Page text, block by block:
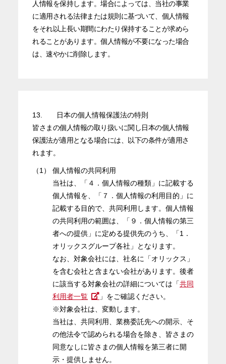
人情報を保持します。場合によっては、当社の事業
に適用される法律または規則に基づいて、個人情報
をそれ以上長い期間にわたり保持することが求めら
れることがあります。個人情報が不要になった場合
は、速やかに削除します。
13.
日本の個人情報保護法の特則
皆さまの個人情報の取り扱いに関し日本の個人情報
保護法が適用となる場合には、以下の条件が適用さ
れます。
（1）
個人情報の共同利用
当社は、「４．個人情報の種類」に記載する
個人情報を、「７．個人情報の利用目的」に
記載する目的で、共同利用します。個人情報
の共同利用の範囲は、「９．個人情報の第三
者への提供」に定める提供先のうち、「1．
オリックスグループ各社」となります。
なお、対象会社には、社名に「オリックス」
を含む会社と含まない会社があります。後者
に該当する対象会社の詳細については「共同
利用者一覧
」をご確認ください。
※対象会社は、変動します。
当社は、共同利用、業務委託先への開示、そ
の他法令で認められる場合を除き、皆さまの
同意なしに皆さまの個人情報を第三者に開
示・提供しません。